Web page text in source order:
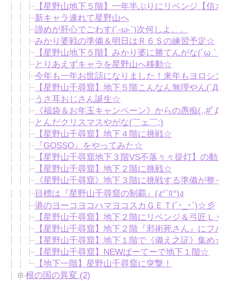
【星野山地下５階】一年半ぶりにリベンジ【信オ
新キャラ連れて星野山へ
諦めが肝心でごわす(´-ω-`)次何しよ。。
みかり婆戦の準備＆明日はＲ６Ｓの練習予定☆
【星野山地下５階】みかり婆に勝てんがな(´ω｀*)
とりあえずキャラを星野山へ移動☆
今年も一年お世話になりました！来年もヨロシコ
【星野山千尋窟】地下５階こんなん無理やん
うさ耳おじさん誕生☆
《福袋＆お年玉キャンペーン》からの愚痴(,,#ﾟД
とんだクリスマスやがな(￣ェ￣;)
【星野山千尋窟】地下４階に挑戦☆
『GOSSO』をやってみた☆
【星野山千尋窟地下３階VS不落々々提灯】の動
【星野山千尋窟】地下２階に挑戦☆
《星野山千尋窟》地下３階に挑戦する準備が整っ
目標は『星野山千尋窟の制覇』(ง°`ﾛ°)ง
港のヨーコヨコハマヨコスカＧＥＴ(´･_･`)☆彡
【星野山千尋窟】地下２階にリベンジ＆弓匠Ｌ
【星野山千尋窟】地下２階『邪術死さん』にフ
【星野山千尋窟】地下１階で《備え之証》集め☆
【星野山千尋窟】NEWぱーてーで地下１階☆
【地下一階】星野山千尋窟に突撃！
根の国の異変 (2)